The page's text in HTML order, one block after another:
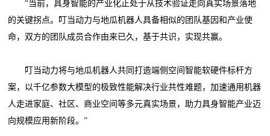
“当前，具身智能的产业化正处于从技术验证走向真实场景落地
的关键拐点。叮当动力与地瓜机器人具备相似的团队基因和产业使
命，双方的团队成员合作由来已久，基于共识，实现共赢。
叮当动力将与地瓜机器人共同打造端侧空间智能软硬件标杆方
案，以千亿参数大模型的极致性能解决行业共性难题，加速通用机器
人走进家庭、社区、商业空间等多元真实场景，助力具身智能产业迈
向规模应用新阶段。”